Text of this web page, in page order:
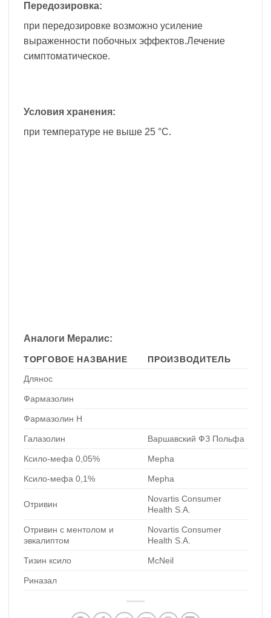
Передозировка:
при передозировке возможно усиление
выраженности побочных эффектов.Лечение
симптоматическое.
Условия хранения:
при температуре не выше 25 °C.
Аналоги Мералис:
ТОРГОВОЕ НАЗВАНИЕ
ПРОИЗВОДИТЕЛЬ
Длянос
Фармазолин
Фармазолин Н
Галазолин Варшавский ФЗ Польфа
Ксило-мефа 0,05% Mepha
Ксило-мефа 0,1% Mepha
Отривин
Novartis Consumer
Health S.A.
Отривин с ментолом и
эвкалиптом
Novartis Consumer
Health S.A.
Тизин ксило McNeil
Риназал